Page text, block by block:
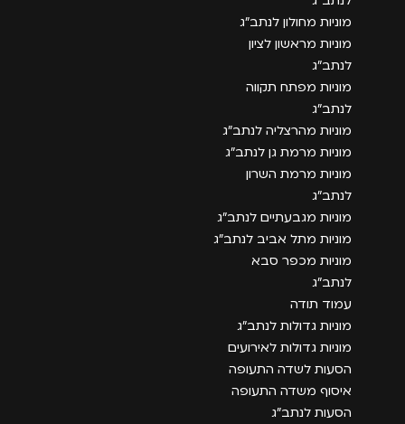
מוניות מחולון לנתב״ג
מוניות מראשון לציון
לנתב״ג
מוניות מפתח תקווה
לנתב״ג
מוניות מהרצליה לנתב״ג
מוניות מרמת גן לנתב״ג
מוניות מרמת השרון
לנתב״ג
מוניות מגבעתיים לנתב״ג
מוניות מתל אביב לנתב״ג
מוניות מכפר סבא
לנתב״ג
עמוד תודה
מוניות גדולות לנתב״ג
מוניות גדולות לאירועים
הסעות לשדה התעופה
איסוף משדה התעופה
הסעות לנתב״ג